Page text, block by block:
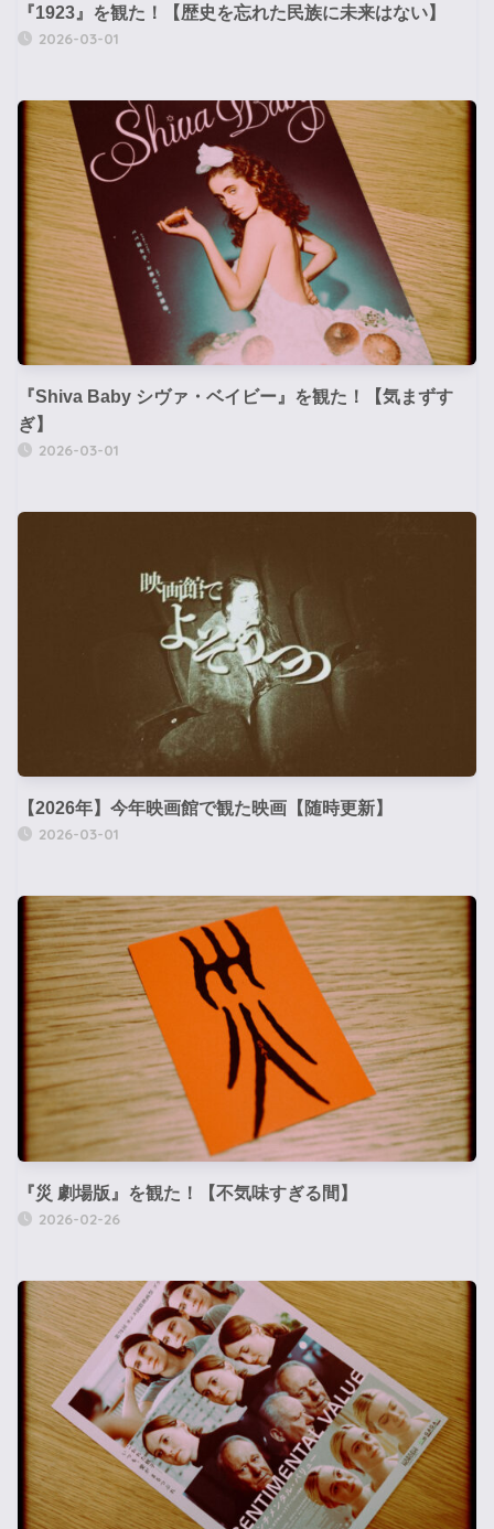
『1923』を観た！【歴史を忘れた民族に未来はない】
2026-03-01
『Shiva Baby シヴァ・ベイビー』を観た！【気まずす
ぎ】
2026-03-01
【2026年】今年映画館で観た映画【随時更新】
2026-03-01
『災 劇場版』を観た！【不気味すぎる間】
2026-02-26